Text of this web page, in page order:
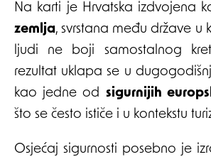
Na karti je Hrvatska izdvojena
zemlja, svrstana među države u
ljudi ne boji samostalnog
rezultat uklapa se u
kao jedne od sigurnijih
što se često ističe i u kontekstu
Osjećaj sigurnosti posebno je